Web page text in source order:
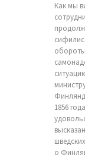
Как мы
1856
о